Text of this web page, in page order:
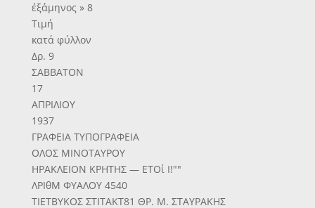
έξάμηνος » 8
Τιμή
κατά φύλλον
Δρ. 9
ΣΑΒΒΑΤΟΝ
17
ΑΠΡΙΛΙΟΥ
1937
ΓΡΑΦΕΙΑ ΤΥΠΟΓΡΑΦΕΙΑ
ΟΛΟΣ ΜΙΝΟΤΑΥΡΟΥ
ΗΡΑΚΛΕΙΟΝ ΚΡΗΤΗΣ — ΕΤΟί Ι!""
ΛΡΙθΜ ΦΥΑΛΟΥ 4540
ΤΙΕΤΒΥΚΟΣ ΣΤΙΤΑΚΤ81 ΘΡ. Μ. ΣΤΑΥΡΑΚΗΣ